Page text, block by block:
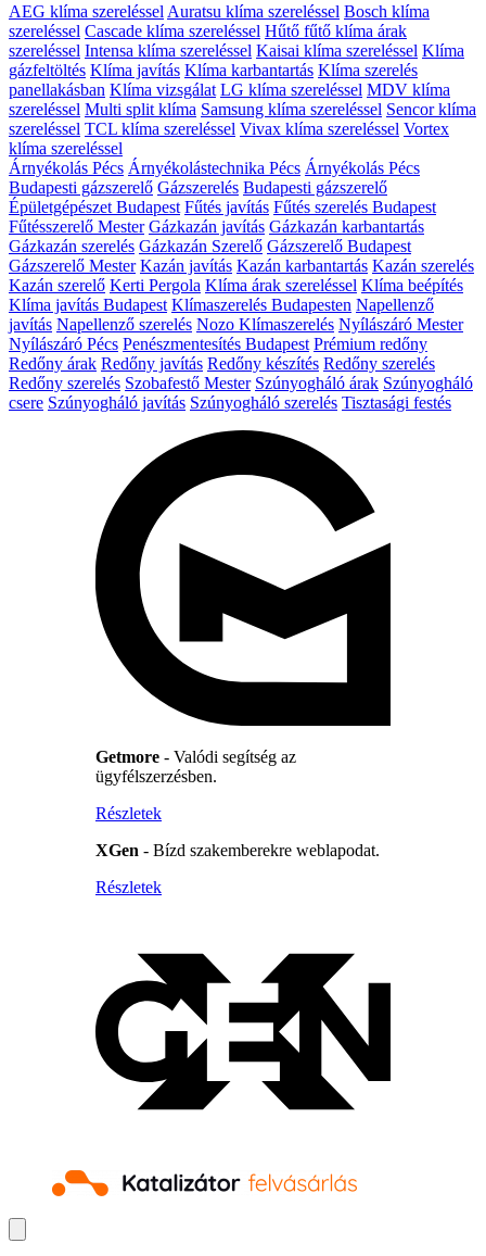
AEG klíma szereléssel Auratsu klíma szereléssel Bosch klíma
szereléssel Cascade klíma szereléssel Hűtő fűtő klíma árak
szereléssel Intensa klíma szereléssel Kaisai klíma szereléssel Klíma
gázfeltöltés Klíma javítás Klíma karbantartás Klíma szerelés
panellakásban Klíma vizsgálat LG klíma szereléssel MDV klíma
szereléssel Multi split klíma Samsung klíma szereléssel Sencor klíma
szereléssel TCL klíma szereléssel Vivax klíma szereléssel Vortex
klíma szereléssel
Árnyékolás Pécs Árnyékolástechnika Pécs Árnyékolás Pécs
Budapesti gázszerelő Gázszerelés Budapesti gázszerelő
Épületgépészet Budapest Fűtés javítás Fűtés szerelés Budapest
Fűtésszerelő Mester Gázkazán javítás Gázkazán karbantartás
Gázkazán szerelés Gázkazán Szerelő Gázszerelő Budapest
Gázszerelő Mester Kazán javítás Kazán karbantartás Kazán szerelés
Kazán szerelő Kerti Pergola Klíma árak szereléssel Klíma beépítés
Klíma javítás Budapest Klímaszerelés Budapesten Napellenző
javítás Napellenző szerelés Nozo Klímaszerelés Nyílászáró Mester
Nyílászáró Pécs Penészmentesítés Budapest Prémium redőny
Redőny árak Redőny javítás Redőny készítés Redőny szerelés
Redőny szerelés Szobafestő Mester Szúnyogháló árak Szúnyogháló
csere Szúnyogháló javítás Szúnyogháló szerelés Tisztasági festés
Getmore - Valódi segítség az
ügyfélszerzésben.
Részletek
XGen - Bízd szakemberekre weblapodat.
Részletek